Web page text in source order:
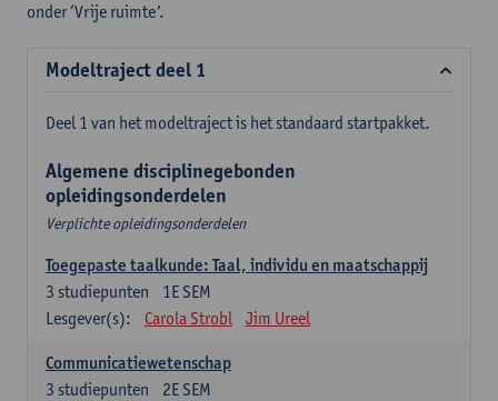
onder ‘Vrije ruimte’.
Modeltraject deel 1
Deel 1 van het modeltraject is het standaard startpakket.
Algemene disciplinegebonden
opleidingsonderdelen
Verplichte opleidingsonderdelen
Toegepaste taalkunde: Taal, individu en maatschappij
1E SEM
3 studiepunten
Lesgever(s):
Carola Strobl Jim Ureel
Communicatiewetenschap
2E SEM
3 studiepunten